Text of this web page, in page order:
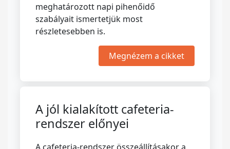
meghatározott napi pihenőidő
szabályait ismertetjük most
részletesebben is.
Megnézem a cikket
A jól kialakított cafeteria-
rendszer előnyei